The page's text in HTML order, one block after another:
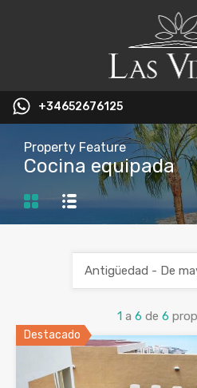
+34652676125
Property Feature
Cocina equipada
1 a 6 de 6
Antigüedad - De
Destacado